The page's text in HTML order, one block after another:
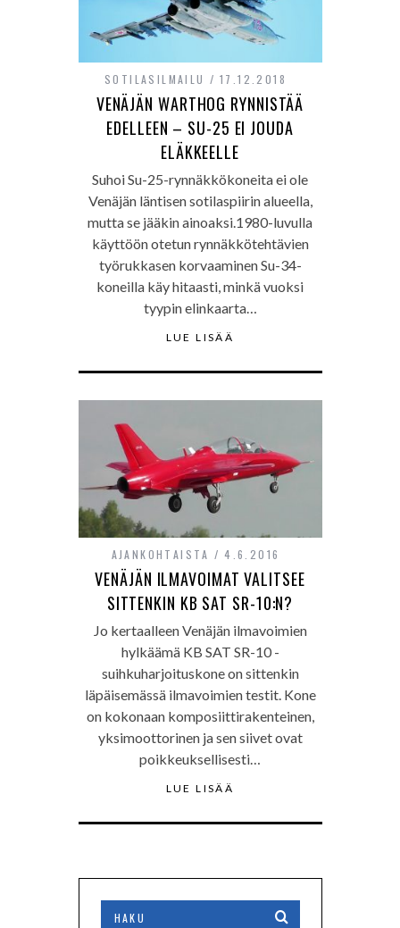
SOTILASILMAILU 17.12.2018
VENÄJÄN WARTHOG RYNNISTÄÄ
EDELLEEN – SU-25 EI JOUDA
ELÄKKEELLE
Suhoi Su-25-rynnäkkökoneita ei ole
Venäjän läntisen sotilaspiirin alueella,
mutta se jääkin ainoaksi.1980-luvulla
käyttöön otetun rynnäkkötehtävien
työrukkasen korvaaminen Su-34-
koneilla käy hitaasti, minkä vuoksi
tyypin elinkaarta…
LUE LISÄÄ
AJANKOHTAISTA 4.6.2016
VENÄJÄN ILMAVOIMAT VALITSEE
SITTENKIN KB SAT SR-10:N?
Jo kertaalleen Venäjän ilmavoimien
hylkäämä KB SAT SR-10 -
suihkuharjoituskone on sittenkin
läpäisemässä ilmavoimien testit. Kone
on kokonaan komposiittirakenteinen,
yksimoottorinen ja sen siivet ovat
poikkeuksellisesti…
LUE LISÄÄ